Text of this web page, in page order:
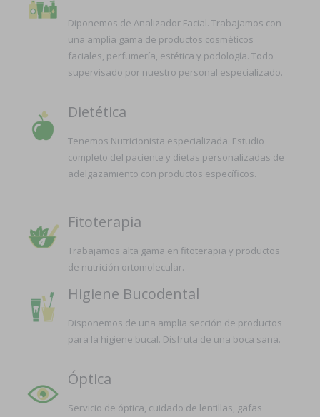
Diponemos de Analizador Facial. Trabajamos con
una amplia gama de productos cosméticos
faciales, perfumería, estética y podología. Todo
supervisado por nuestro personal especializado.
Dietética
Tenemos Nutricionista especializada. Estudio
completo del paciente y dietas personalizadas de
adelgazamiento con productos específicos.
Fitoterapia
Trabajamos alta gama en fitoterapia y productos
de nutrición ortomolecular.
Higiene Bucodental
Disponemos de una amplia sección de productos
para la higiene bucal. Disfruta de una boca sana.
Óptica
Servicio de óptica, cuidado de lentillas, gafas